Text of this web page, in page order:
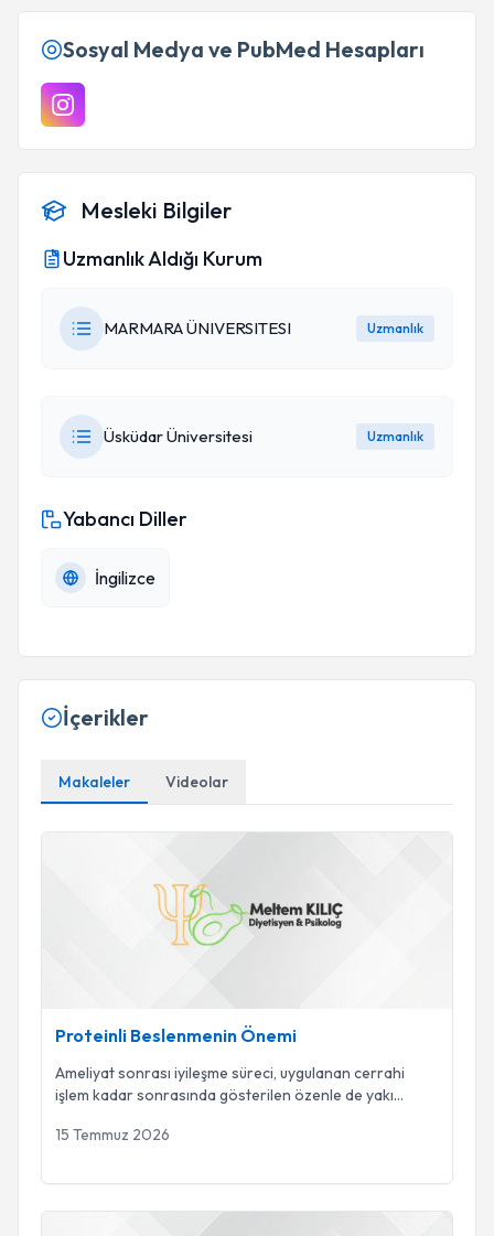
Sosyal Medya ve PubMed Hesapları
Mesleki Bilgiler
Uzmanlık Aldığı Kurum
MARMARA ÜNIVERSITESI Uzmanlık
Üsküdar Üniversitesi Uzmanlık
Yabancı Diller
İngilizce
İçerikler
Makaleler Videolar
Proteinli Beslenmenin Önemi
Ameliyat sonrası iyileşme süreci, uygulanan cerrahi
işlem kadar sonrasında gösterilen özenle de yakı...
15 Temmuz 2026
Victor Frankl – “İnsanın Anlam Arayışı”